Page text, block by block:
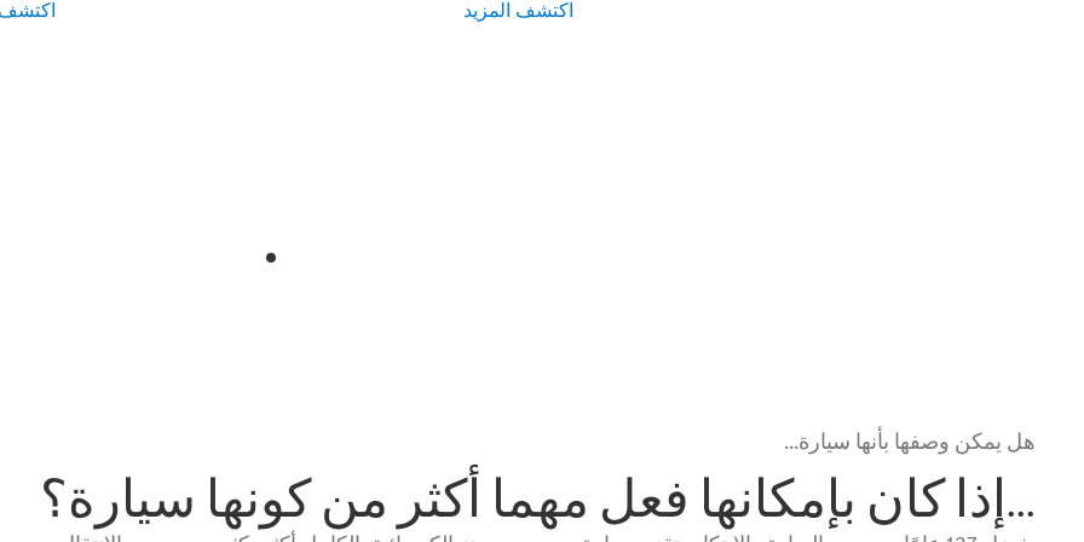
اكتشف المزيد اكتشف
هل يمكن وصفها بأنها سيارة...
...إذا كان بإمكانها فعل مهما أكثر من كونها سيارة؟